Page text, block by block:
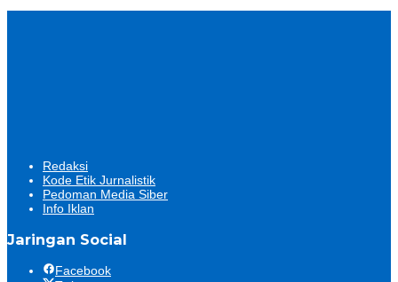
Redaksi
Kode Etik Jurnalistik
Pedoman Media Siber
Info Iklan
Jaringan Social
Facebook